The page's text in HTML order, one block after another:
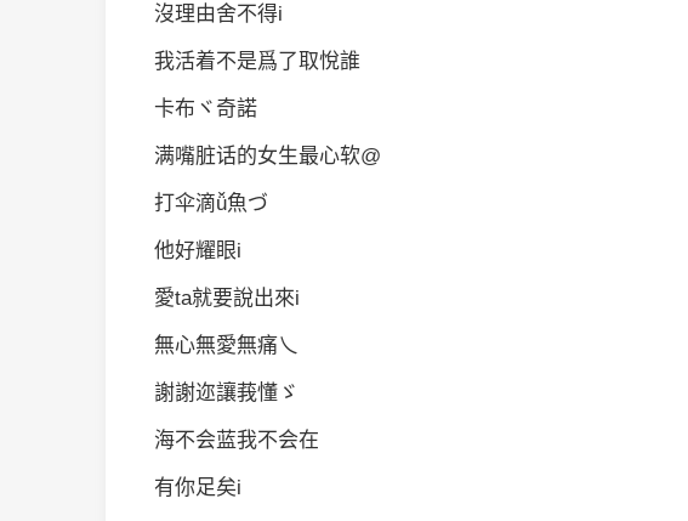
沒理由舍不得i
我活着不是爲了取悅誰
卡布ヾ奇諾
满嘴脏话的女生最心软@
打伞滴ǚ魚づ
他好耀眼i
愛ta就要說出來i
無心無愛無痛乀
謝謝迩讓莪懂ゞ
海不会蓝我不会在
有你足矣i